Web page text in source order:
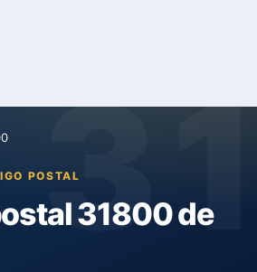
POSTAL
31800 de